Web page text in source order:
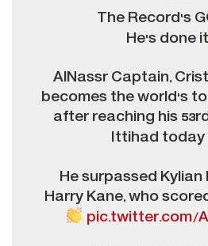
The Record's
He's done it
AlNassr Captain,
becomes the world's
after reaching his
Ittihad today
He surpassed
Harry Kane, who
pic.twitter.com/